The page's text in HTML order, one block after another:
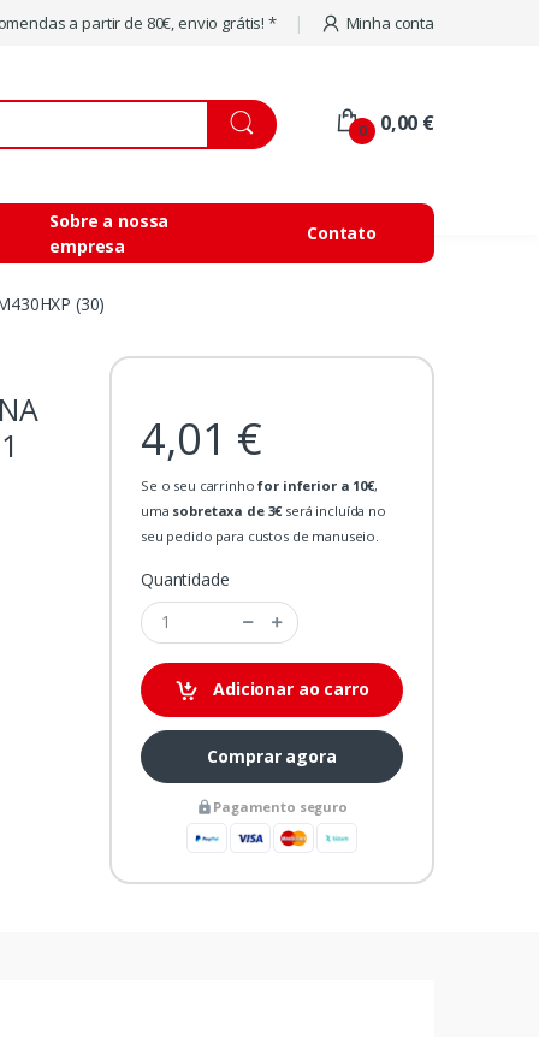
a partir de 80€, envio grátis! * Minha conta
0 0,00 €
Sobre a nossa
empresa
Contato
(30)
4,01 €
Se o seu carrinhofor inferior a 10€,
uma sobretaxa de 3€será incluída no
seu pedido para custos de manuseio.
Quantidade
Adicionar ao carro
Comprar agora
Pagamento seguro